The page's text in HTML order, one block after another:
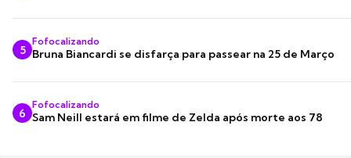
5
Fofocalizando
Bruna Biancardi se disfarça para passear na 25 de Março
6
Fofocalizando
Sam Neill estará em filme de Zelda após morte aos 78